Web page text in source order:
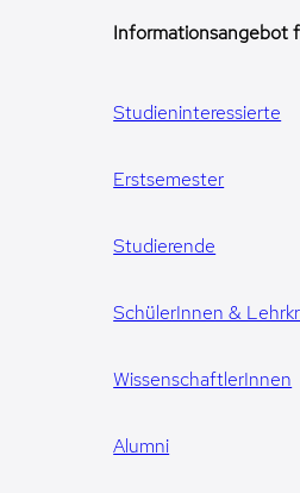
Informationsangebot
Studieninteressierte
Erstsemester
Studierende
SchülerInnen &
WissenschaftlerInnen
Alumni